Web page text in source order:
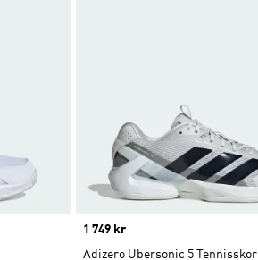
Price
1 749 kr
Adizero Ubersonic 5 Tennisskor